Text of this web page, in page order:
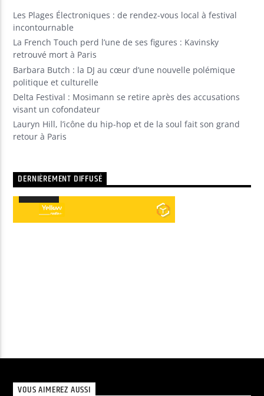
Les Plages Électroniques : de rendez-vous local à festival
incontournable
La French Touch perd l’une de ses figures : Kavinsky
retrouvé mort à Paris
Barbara Butch : la DJ au cœur d’une nouvelle polémique
politique et culturelle
Delta Festival : Mosimann se retire après des accusations
visant un cofondateur
Lauryn Hill, l’icône du hip-hop et de la soul fait son grand
retour à Paris
DERNIÈREMENT DIFFUSÉ
Lecteur
audio
VOUS AIMEREZ AUSSI